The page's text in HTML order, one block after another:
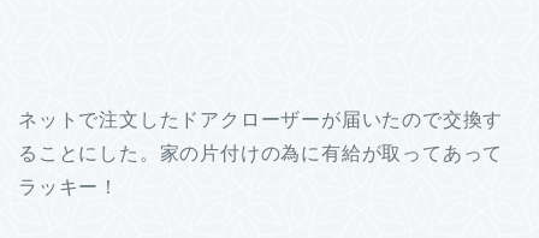
ネットで注文したドアクローザーが届いたので交換す
ることにした。家の片付けの為に有給が取ってあって
ラッキー！